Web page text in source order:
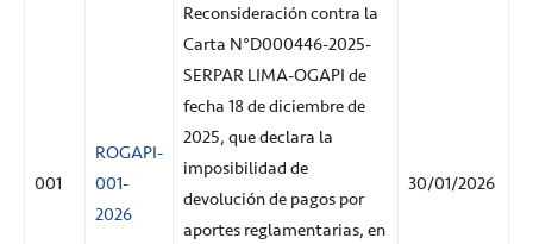
001
ROGAPI-
001-
2026
Reconsideración contra la
Carta N°D000446-2025-
SERPAR LIMA-OGAPI de
fecha 18 de diciembre de
2025, que declara la
imposibilidad de
devolución de pagos por
aportes reglamentarias, en
30/01/2026